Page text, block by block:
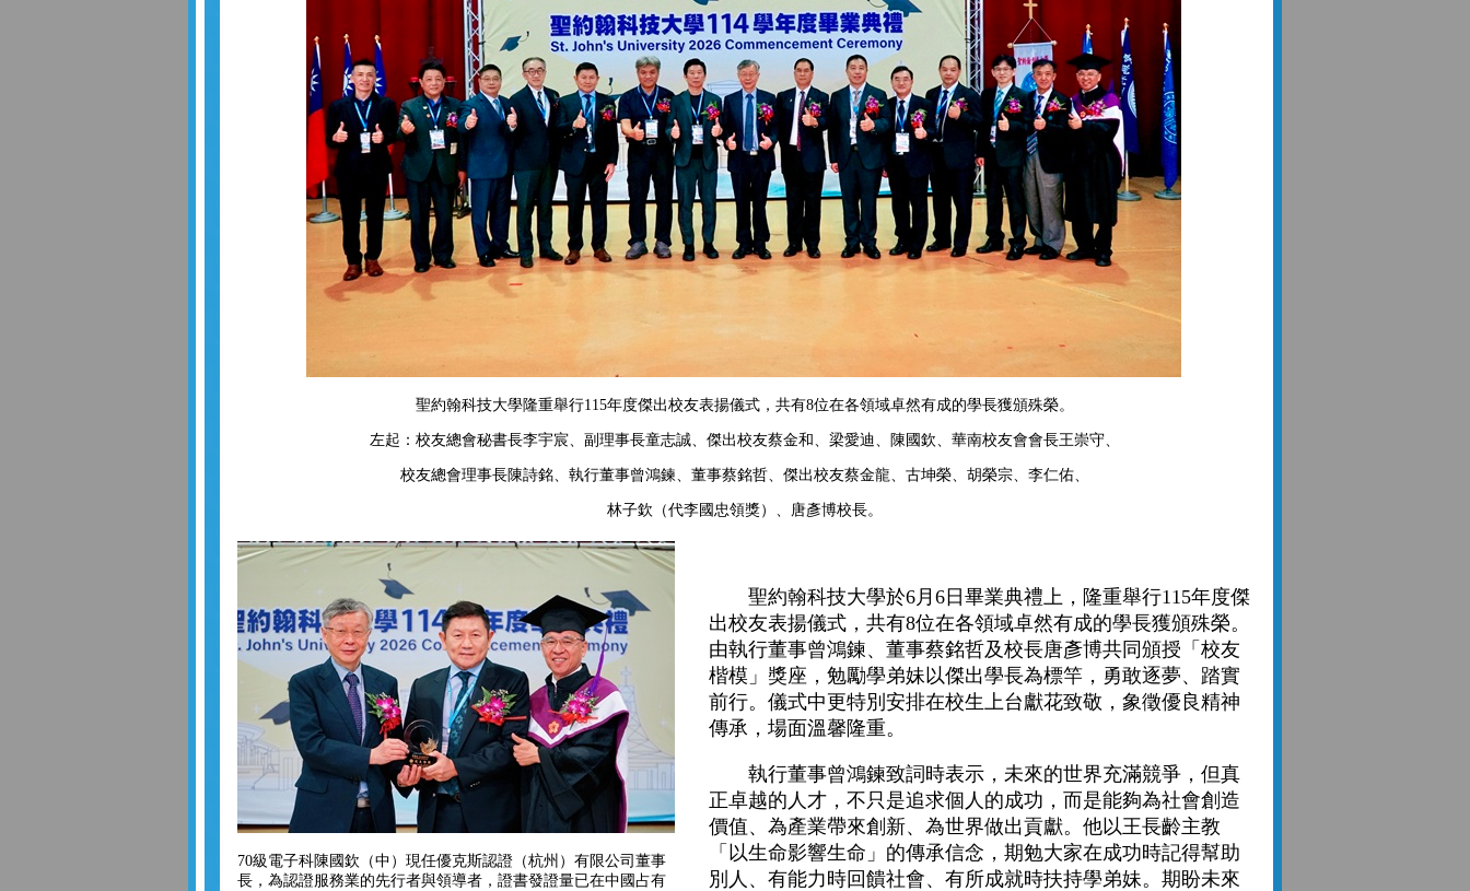
聖約翰科技大學隆重舉行115年度傑出校友表揚儀式，共有8位在各領域卓然有成的學長獲頒殊榮。
左起：校友總會秘書長李宇宸、副理事長童志誠、傑出校友蔡金和、梁愛迪、陳國欽、華南校友會會長王崇守、
校友總會理事長陳詩銘、執行董事曾鴻鍊、董事蔡銘哲、傑出校友蔡金龍、古坤榮、胡榮宗、李仁佑、
林子欽（代李國忠領獎）、唐彥博校長。
70級電子科陳國欽（中）現任優克斯認證（杭州）有限公司董事
長，為認證服務業的先行者與領導者，證書發證量已在中國占有
聖約翰科技大學於6月6日畢業典禮上，隆重舉行115年度傑
出校友表揚儀式，共有8位在各領域卓然有成的學長獲頒殊榮。
由執行董事曾鴻鍊、董事蔡銘哲及校長唐彥博共同頒授「校友
楷模」獎座，勉勵學弟妹以傑出學長為標竿，勇敢逐夢、踏實
前行。儀式中更特別安排在校生上台獻花致敬，象徵優良精神
傳承，場面溫馨隆重。
執行董事曾鴻鍊致詞時表示，未來的世界充滿競爭，但真
正卓越的人才，不只是追求個人的成功，而是能夠為社會創造
價值、為產業帶來創新、為世界做出貢獻。他以王長齡主教
「以生命影響生命」的傳承信念，期勉大家在成功時記得幫助
別人、有能力時回饋社會、有所成就時扶持學弟妹。期盼未來